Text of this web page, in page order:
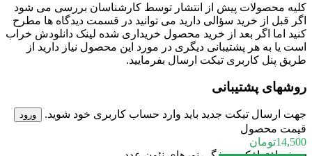
کلیه محصولات پیش از انتشار توسط کارشناسان بررسی می شود
اگر قبل از خرید سؤالی دارید می توانید در قسمت دیدگاه ها مطرح
کنید اما اگر بعد از خرید محصول خریداری شده لینک دانلودش خراب
است یا به هر پشتیبانی دیگری در مورد این محصول نیاز دارید از
طریق پنل کاربری تیکت ارسال بفرمایید.
روشهای پشتیبانی
جهت ارسال تیکت جدید باید وارد حساب کاربری خود شوید. ورود
قیمت محصول
14,500تومان